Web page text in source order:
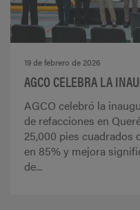
19 de febrero de 2026
AGCO CELEBRA LA
AGCO celebró la
de refacciones en
25,000 pies cuadrados
en 85% y mejora
de...